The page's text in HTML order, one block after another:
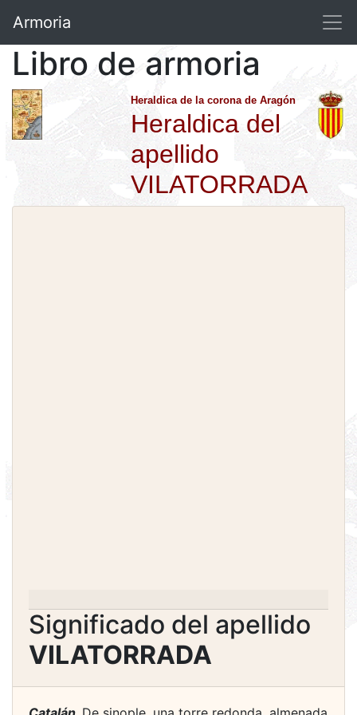
Armoria
Libro de armoria
Heraldica de la corona de Aragón
Heraldica del
apellido
VILATORRADA
Significado del apellido
VILATORRADA